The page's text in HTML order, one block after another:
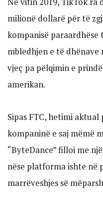
milionë dollarë për të
kompanisë paraardhëse
mbledhjen e të dhënave
vjeç pa pëlqimin e
amerikan.
Sipas FTC, hetimi
kompaninë e saj mëmë
“ByteDance” filloi me
nëse platforma ishte në
marrëveshjes së